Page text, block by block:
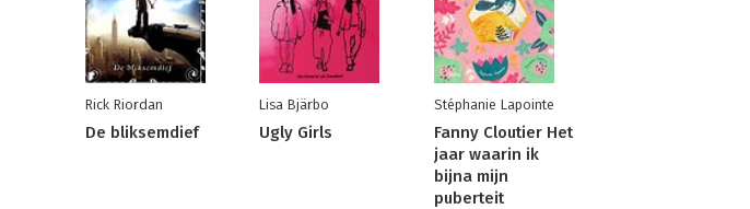
Rick Riordan
De bliksemdief
Lisa Bjärbo
Ugly Girls
Stéphanie Lapointe
Fanny Cloutier Het
jaar waarin ik
bijna mijn
puberteit